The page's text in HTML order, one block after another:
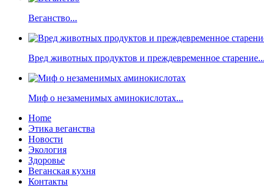
Веганство...
Вред животных продуктов и преждевременное
Миф о незаменимых аминокислотах...
Home
Этика веганства
Новости
Экология
Здоровье
Веганская кухня
Контакты